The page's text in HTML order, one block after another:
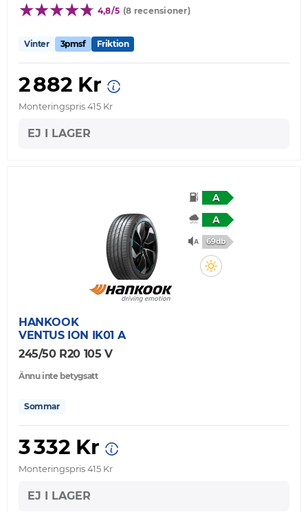
4,8/5 (8 recensioner)
Vinter 3pmsf Friktion
2 882 Kr
Monteringspris 415 Kr
EJ I LAGER
A
A
69db
HANKOOK
VENTUS ION IK01 A
245/50 R20 105 V
Ännu inte betygsatt
Sommar
3 332 Kr
Monteringspris 415 Kr
EJ I LAGER